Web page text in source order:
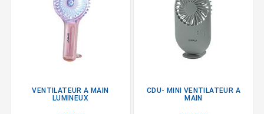
VENTILATEUR A MAIN
LUMINEUX
CDU- MINI VENTILATEUR A
MAIN